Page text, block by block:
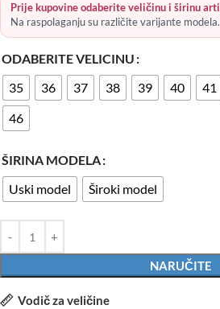
Prije kupovine odaberite veličinu i širinu
Na raspolaganju su različite varijante modela.
ODABERITE VELICINU
35
36 37 38 39 40 41
46
ŠIRINA MODELA
Uski model
Široki model
NARUČITE
Vodič za veličine